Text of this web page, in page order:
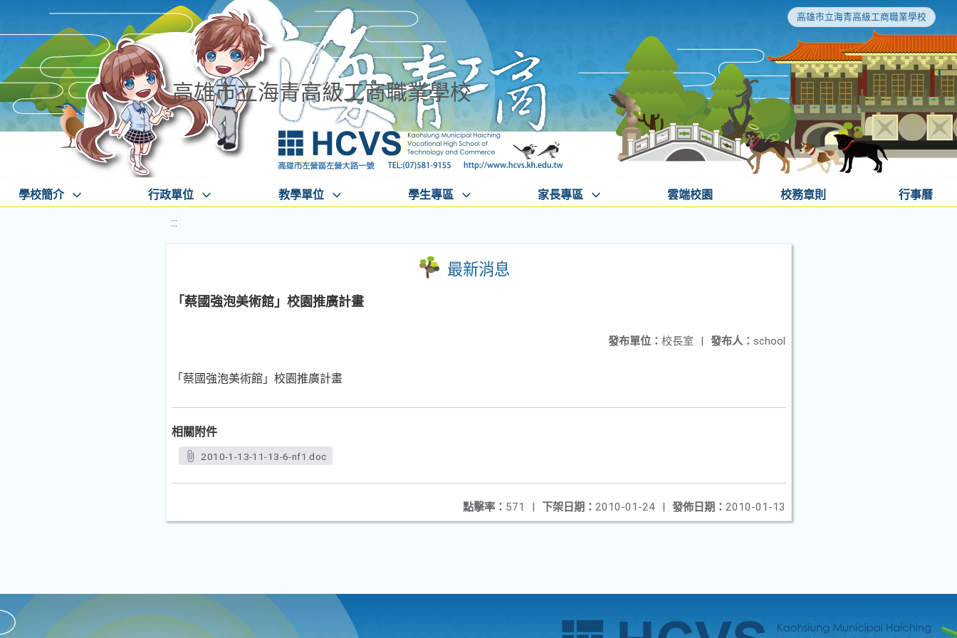
高雄市立海青高級工商職業學校
高雄市立海青高級工商職業學校
學校簡介 行政單位 教學單位 學生專區 家長專區 雲端校園 校務章則 行事曆
:::
最新消息
「蔡國強泡美術館」校園推廣計畫
發布人： school
發布單位： 校長室 |
「蔡國強泡美術館」校園推廣計畫
相關附件
2010-1-13-11-13-6-nf1.doc
發佈日期： 2010-01-13
下架日期： 2010-01-24 |
點擊率： 571 |